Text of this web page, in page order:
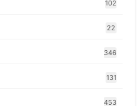
102
22
346
131
453